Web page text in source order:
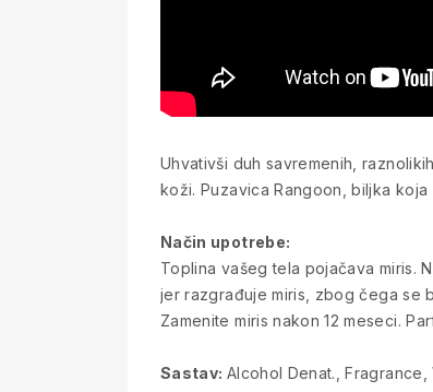
Uhvativši duh savremenih,
koži. Puzavica Rangoon, biljka
Način upotrebe:
Toplina vašeg tela pojačava miris.
jer razgrađuje miris, zbog čega se
Zamenite miris nakon 12 meseci.
Sastav: Alcohol Denat.,